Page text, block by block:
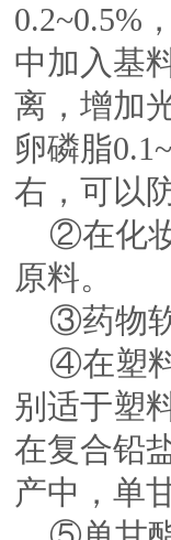
0.2~0.5%
中加入基
离，增加
卵磷脂
右，可以
②在化妆
原料。
③药物软
④在塑料
别适于塑
在复合铅
产中，单